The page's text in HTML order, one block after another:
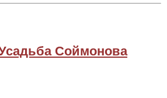
Соймонова